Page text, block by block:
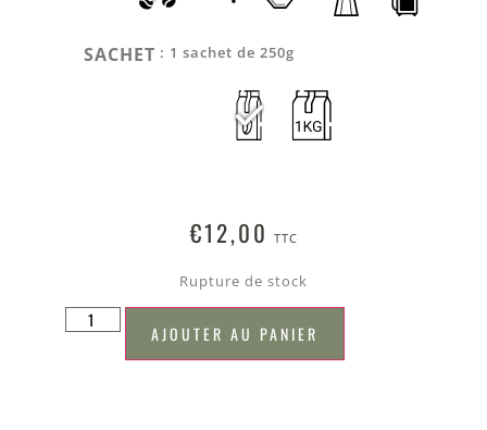
SACHET : 1 sachet de 250g
€12,00 TTC
Rupture de stock
AJOUTER AU PANIER